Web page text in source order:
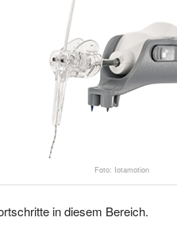
Foto: Iotamotion
in diesem Bereich.